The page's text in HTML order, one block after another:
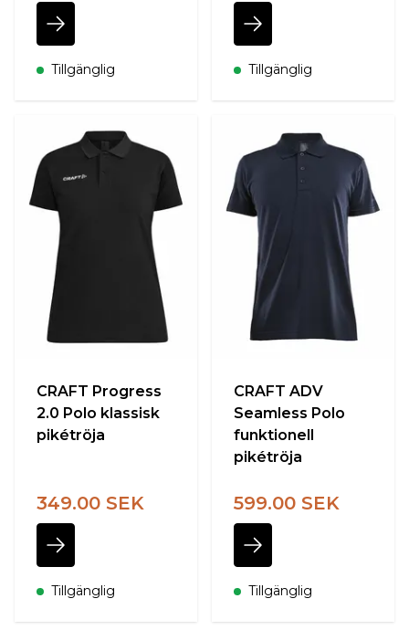
Tillgänglig Tillgänglig
CRAFT Progress
2.0 Polo klassisk
pikétröja
349.00 SEK
Tillgänglig
CRAFT ADV
Seamless Polo
funktionell
pikétröja
599.00 SEK
Tillgänglig